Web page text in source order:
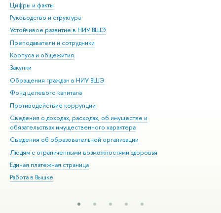
Цифры и факты
Руководство и структура
Устойчивое развитие в НИУ ВШЭ
Преподаватели и сотрудники
Корпуса и общежития
Закупки
Обращения граждан в НИУ ВШЭ
Фонд целевого капитала
Противодействие коррупции
Сведения о доходах, расходах, об имуществе и
обязательствах имущественного характера
Сведения об образовательной организации
Людям с ограниченными возможностями здоровья
Единая платежная страница
Работа в Вышке